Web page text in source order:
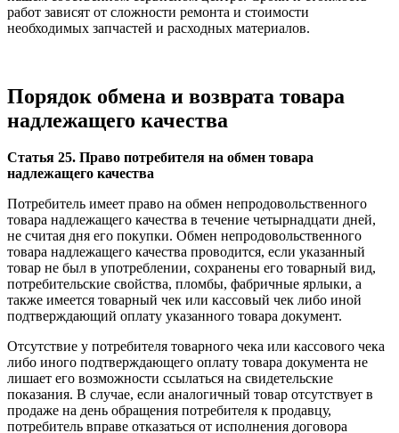
работ зависят от сложности ремонта и стоимости
необходимых запчастей и расходных материалов.
Порядок обмена и возврата товара
надлежащего качества
Статья 25. Право потребителя на обмен товара
надлежащего качества
Потребитель имеет право на обмен непродовольственного
товара надлежащего качества в течение четырнадцати дней,
не считая дня его покупки. Обмен непродовольственного
товара надлежащего качества проводится, если указанный
товар не был в употреблении, сохранены его товарный вид,
потребительские свойства, пломбы, фабричные ярлыки, а
также имеется товарный чек или кассовый чек либо иной
подтверждающий оплату указанного товара документ.
Отсутствие у потребителя товарного чека или кассового чека
либо иного подтверждающего оплату товара документа не
лишает его возможности ссылаться на свидетельские
показания. В случае, если аналогичный товар отсутствует в
продаже на день обращения потребителя к продавцу,
потребитель вправе отказаться от исполнения договора